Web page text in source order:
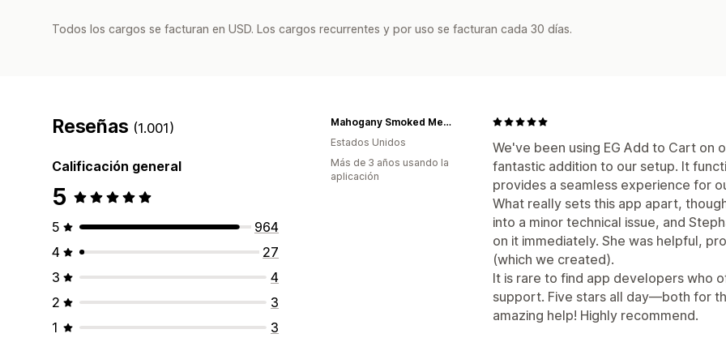
Todos los cargos se facturan en USD. Los cargos recurrentes y por uso se facturan cada 30 días.
Reseñas (1.001)
Calificación general
5
5
964
4
27
3
4
2
3
1
3
We've been using EG Add to Cart on
fantastic addition to our setup. It
provides a seamless experience for
What really sets this app apart,
into a minor technical issue, and
on it immediately. She was helpful,
(which we created).
It is rare to find app developers who
support. Five stars all day—both for
amazing help! Highly recommend.
Mahogany Smoked Meats
Estados Unidos
Más de 3 años usando la
aplicación